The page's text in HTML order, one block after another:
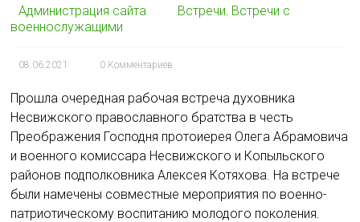
Администрация сайта Встречи, Встречи с
военнослужащими
08.06.2021 0 Комментариев
Прошла очередная рабочая встреча духовника
Несвижского православного братства в честь
Преображения Господня протоиерея Олега Абрамовича
и военного комиссара Несвижского и Копыльского
районов подполковника Алексея Котяхова. На встрече
были намечены совместные мероприятия по военно-
патриотическому воспитанию молодого поколения.